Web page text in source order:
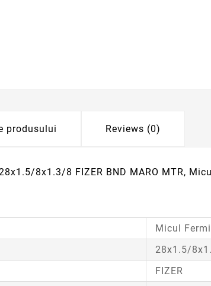
produsului Reviews (0)
8x1.3/8 FIZER BND MARO MTR,
Micul
28x1.5/
FIZER